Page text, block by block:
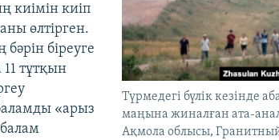
Түрмедегі бүлік кезінде
маңына жиналған ата-
Ақмола облысы, Гранитный
киімін киіп
өлтірген.
бәрін біреуге
тұтқын
«арыз